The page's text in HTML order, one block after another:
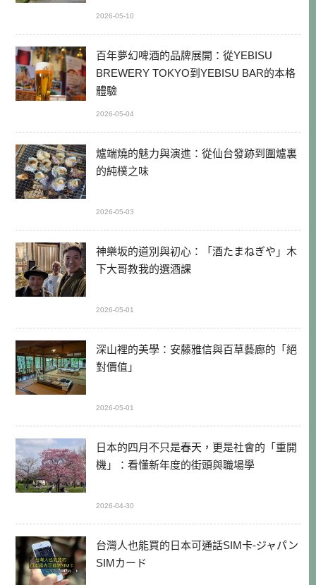
2026-05-10
百年夢幻啤酒的品牌展開：從YEBISU
BREWERY TOKYO到YEBISU BAR的本格
體驗
2026-05-04
爐端燒的魅力與演進：從仙台發跡到圍爐裏
的純樸之味
2026-05-03
神樂坂的道別與初心：「酒たまねぎや」木
下大哥教我的選酒課
2026-05-01
深山裡的美學：安藤雅信與百草藝廊的「絕
對價值」
2026-05-01
日本的四月不只是春天，更是社會的「重開
機」：看懂新年度的街頭與職場學
2026-04-30
台灣人也能買的日本可通話SIM卡-ジャパン
SIMカード